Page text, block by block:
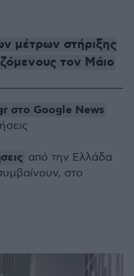
μέτρων στήριξης
τον Μάιο
στο Google News
από την Ελλάδα
στο